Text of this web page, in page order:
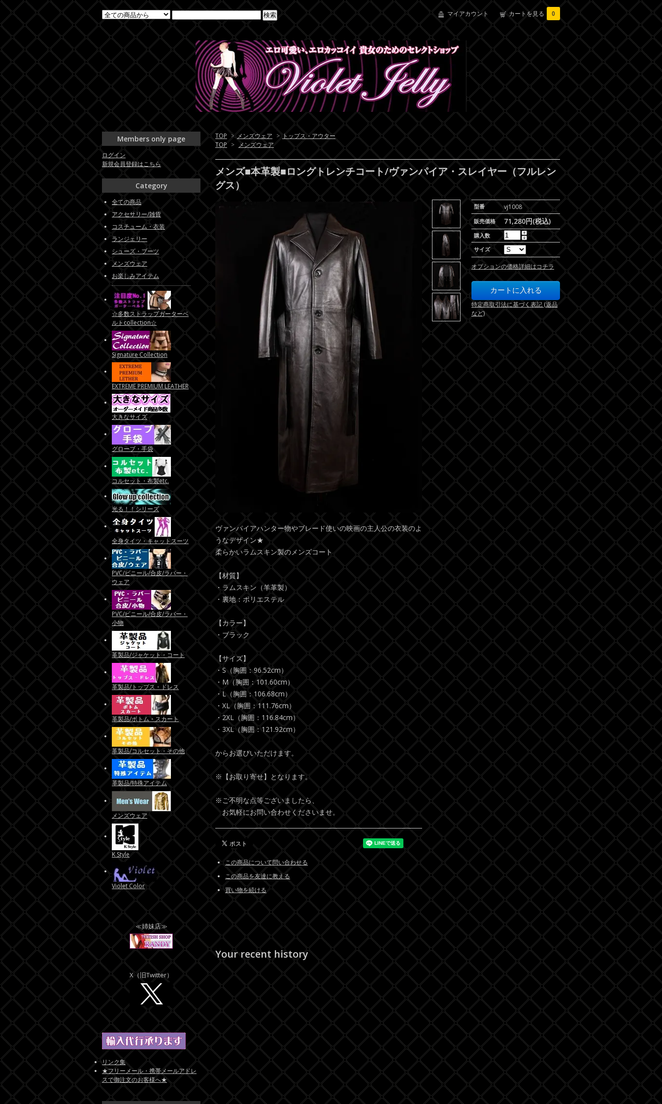
マイアカウント カートを見る 0
TOP > メンズウェア > トップス・アウター
TOP > メンズウェア
メンズ■本革製■ロングトレンチコート/ヴァンパイア・スレイヤー（フルレン
グス）
型番 vj1008
販売価格 71,280円(税込)
購入数
サイズ
オプションの価格詳細はコチラ
特定商取引法に基づく表記 (返品
など)
ヴァンパイアハンター物やブレード使いの映画の主人公の衣装のよ
うなデザイン★
柔らかいラムスキン製のメンズコート
【材質】
・ラムスキン（羊革製）
・裏地：ポリエステル
【カラー】
・ブラック
【サイズ】
・S（胸囲：96.52cm）
・M（胸囲：101.60cm）
・L（胸囲：106.68cm）
・XL（胸囲：111.76cm）
・2XL（胸囲：116.84cm）
・3XL（胸囲：121.92cm）
からお選びいただけます。
※【お取り寄せ】となります。
※ご不明な点等ございましたら、
お気軽にお問い合わせくださいませ。
この商品について問い合わせる
この商品を友達に教える
買い物を続ける
Your recent history
Members only page
ログイン
新規会員登録はこちら
Category
全ての商品
アクセサリー/雑貨
コスチューム・衣装
ランジェリー
シューズ・ブーツ
メンズウェア
お楽しみアイテム
☆多数ストラップガーターベ
ルトcollection☆
Signature Collection
EXTREME PREMIUM LEATHER
大きなサイズ
グローブ・手袋
コルセット・布製etc.
光る！！シリーズ
全身タイツ・キャットスーツ
PVC/ビニール/合皮/ラバー・
ウェア
PVC/ビニール/合皮/ラバー・
小物
革製品/ジャケット・コート
革製品/トップス・ドレス
革製品/ボトム・スカート
革製品/コルセット・その他
革製品/特殊アイテム
メンズウェア
K Style
Violet Color
≪姉妹店≫
X（旧Twitter）
リンク集
★フリーメール・携帯メールアドレ
スで御注文のお客様へ★